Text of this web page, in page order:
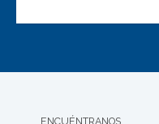
ENCUÉNTRANOS